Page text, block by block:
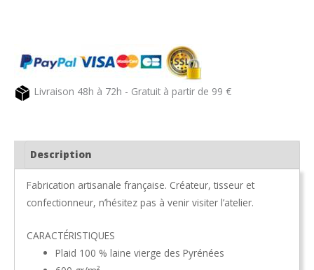
laine
600gr/m²Livraison 48h à 72h - Gratuit à partir de 99 €
Description
Fabrication artisanale française. Créateur, tisseur et
confectionneur, n’hésitez pas à venir visiter l’atelier.
CARACTÉRISTIQUES
Plaid 100 % laine vierge des Pyrénées